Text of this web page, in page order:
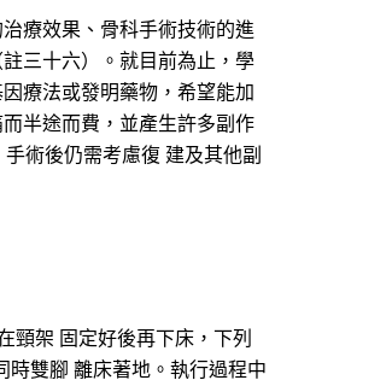
療效果、骨科手術技術的進
三十六）。就目前為止，學
療法或發明藥物，希望能加
半途而費，並產生許多副作
術後仍需考慮復 建及其他副
頸架 固定好後再下床，下列
雙腳 離床著地。執行過程中